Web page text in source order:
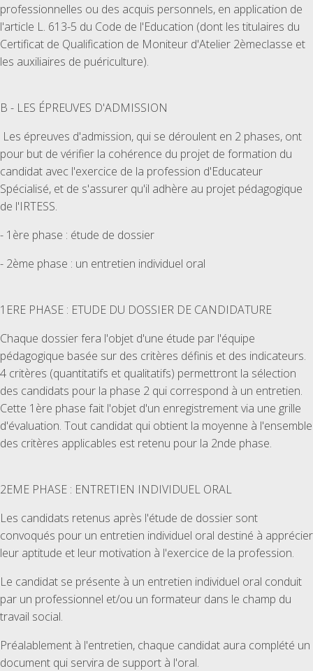
professionnelles ou des acquis personnels, en application de
l'article L. 613-5 du Code de l'Education (dont les titulaires du
Certificat de Qualification de Moniteur d'Atelier 2èmeclasse et
les auxiliaires de puériculture).
B - LES ÉPREUVES D'ADMISSION
Les épreuves d'admission, qui se déroulent en 2 phases, ont
pour but de vérifier la cohérence du projet de formation du
candidat avec l'exercice de la profession d'Educateur
Spécialisé, et de s'assurer qu'il adhère au projet pédagogique
de l'IRTESS.
- 1ère phase : étude de dossier
- 2ème phase : un entretien individuel oral
1ERE PHASE : ETUDE DU DOSSIER DE CANDIDATURE
Chaque dossier fera l'objet d'une étude par l'équipe
pédagogique basée sur des critères définis et des indicateurs.
4 critères (quantitatifs et qualitatifs) permettront la sélection
des candidats pour la phase 2 qui correspond à un entretien.
Cette 1ère phase fait l'objet d'un enregistrement via une grille
d'évaluation. Tout candidat qui obtient la moyenne à l'ensemble
des critères applicables est retenu pour la 2nde phase.
2EME PHASE : ENTRETIEN INDIVIDUEL ORAL
Les candidats retenus après l'étude de dossier sont
convoqués pour un entretien individuel oral destiné à apprécier
leur aptitude et leur motivation à l'exercice de la profession.
Le candidat se présente à un entretien individuel oral conduit
par un professionnel et/ou un formateur dans le champ du
travail social.
Préalablement à l'entretien, chaque candidat aura complété un
document qui servira de support à l'oral.